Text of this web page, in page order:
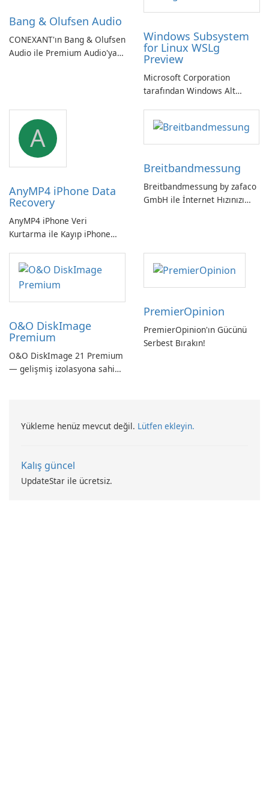
Bang & Olufsen Audio
CONEXANT'ın Bang & Olufsen
Audio ile Premium Audio'ya
Windows Subsystem
for Linux WSLg
Preview
Microsoft Corporation
tarafından Windows Alt
Linux ve Windows
ortamlarının sorunsuz
entegrasyonu için
A
AnyMP4 iPhone Data
Recovery
AnyMP4 iPhone Veri
Kurtarma ile Kayıp iPhone
Breitbandmessung
Breitbandmessung by zafaco
GmbH ile İnternet Hızınızı
O&O DiskImage
Premium
O&O DiskImage 21 Premium
— gelişmiş izolasyona sahip
PremierOpinion
PremierOpinion'ın Gücünü
Serbest Bırakın!
Yükleme henüz mevcut değil. Lütfen ekleyin.
Kalış güncel
UpdateStar ile ücretsiz.